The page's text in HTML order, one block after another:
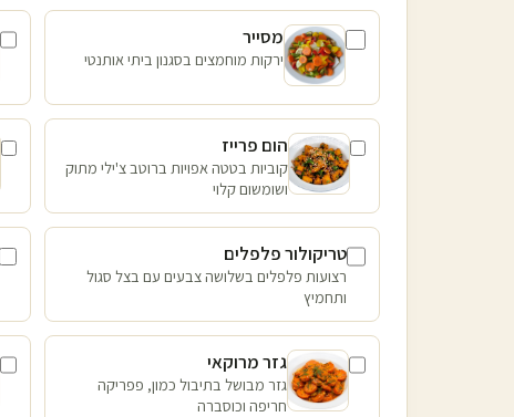
מסייר
ירקות מוחמצים בסגנון ביתי אותנטי
הום פרייז
קוביות בטטה אפויות ברוטב צ'ילי מתוק
ושומשום קלוי
טריקולור פלפלים
רצועות פלפלים בשלושה צבעים עם בצל סגול
ותחמיץ
גזר מרוקאי
גזר מבושל בתיבול כמון, פפריקה
חריפה וכוסברה